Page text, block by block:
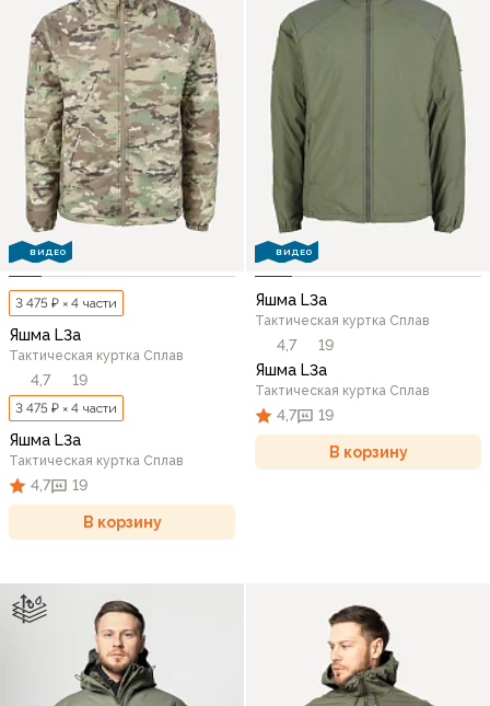
ВИДЕО
3 475 ₽ × 4 части
Яшма L3a
Тактическая куртка Сплав
4,7 19
3 475 ₽ × 4 части
Яшма L3a
Тактическая куртка Сплав
4,7 19
В корзину
ВИДЕО
Яшма L3a
Тактическая куртка Сплав
4,7
19
Яшма L3a
Тактическая куртка Сплав
4,7 19
В корзину